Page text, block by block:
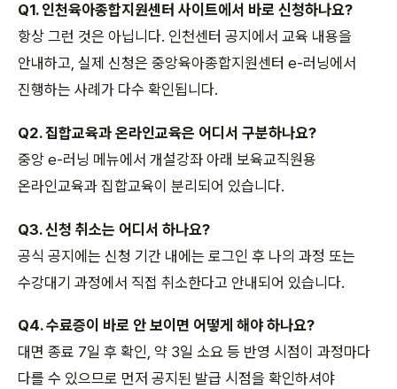
Q1. 인천육아종합지원센터 사이트에서 바로 신청하나요?
항상 그런 것은 아닙니다. 인천센터 공지에서 교육 내용을
안내하고, 실제 신청은 중앙육아종합지원센터 e-러닝에서
진행하는 사례가 다수 확인됩니다.
Q2. 집합교육과 온라인교육은 어디서 구분하나요?
중앙 e-러닝 메뉴에서 개설강좌 아래 보육교직원용
온라인교육과 집합교육이 분리되어 있습니다.
Q3. 신청 취소는 어디서 하나요?
공식 공지에는 신청 기간 내에는 로그인 후 나의 과정 또는
수강대기 과정에서 직접 취소한다고 안내되어 있습니다.
Q4. 수료증이 바로 안 보이면 어떻게 해야 하나요?
대면 종료 7일 후 확인, 약 3일 소요 등 반영 시점이 과정마다
다를 수 있으므로 먼저 공지된 발급 시점을 확인하셔야